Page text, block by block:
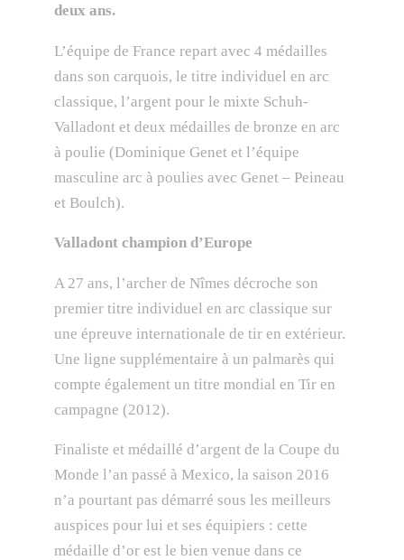
deux ans.
L’équipe de France repart avec 4 médailles
dans son carquois, le titre individuel en arc
classique, l’argent pour le mixte Schuh-
Valladont et deux médailles de bronze en arc
à poulie (Dominique Genet et l’équipe
masculine arc à poulies avec Genet – Peineau
et Boulch).
Valladont champion d’Europe
A 27 ans, l’archer de Nîmes décroche son
premier titre individuel en arc classique sur
une épreuve internationale de tir en extérieur.
Une ligne supplémentaire à un palmarès qui
compte également un titre mondial en Tir en
campagne (2012).
Finaliste et médaillé d’argent de la Coupe du
Monde l’an passé à Mexico, la saison 2016
n’a pourtant pas démarré sous les meilleurs
auspices pour lui et ses équipiers : cette
médaille d’or est le bien venue dans ce